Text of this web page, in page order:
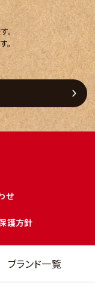
。
。
せ
護方針
ブランド一覧